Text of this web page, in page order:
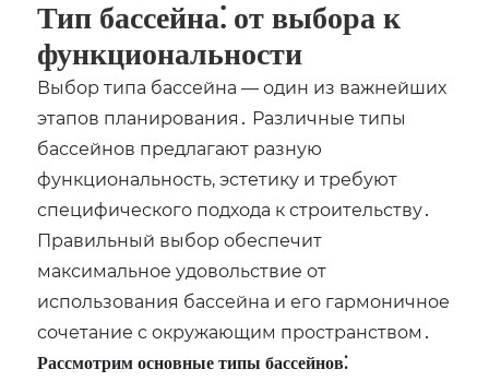
Тип бассейна⁚ от выбора к
функциональности
Выбор типа бассейна — один из важнейших
этапов планирования․ Различные типы
бассейнов предлагают разную
функциональность, эстетику и требуют
специфического подхода к строительству․
Правильный выбор обеспечит
максимальное удовольствие от
использования бассейна и его гармоничное
сочетание с окружающим пространством․
Рассмотрим основные типы бассейнов⁚